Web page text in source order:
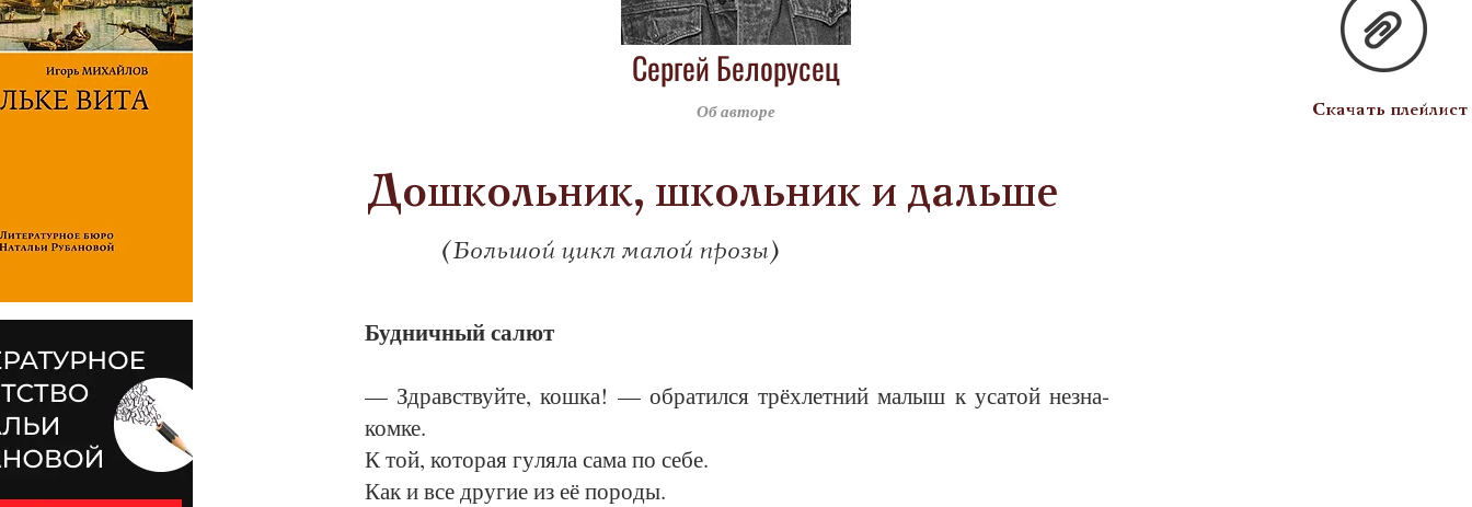
Сергей Белорусец
Об авторе
Дошкольник, школьник и дальше
(Большой цикл малой прозы)
Буд­нич­ный са­лют
— Здравст­вуй­те, кош­ка! — об­ра­тил­ся трёх­лет­ний ма­лыш к уса­той не­зна­
ком­ке.
К той, ко­то­рая гу­ля­ла са­ма по се­бе.
Как и все дру­гие из её по­ро­ды.
Скачать плейлист